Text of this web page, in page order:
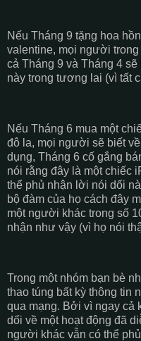
Nếu Tháng 9 tặng hoa
valentine, mọi người
cả Tháng 9 và Tháng 4
này trong tương lai (vì tất
Nếu Tháng 6 mua một
đô la, mọi người sẽ biết
dụng, Tháng 6 cố gắng
nói rằng đây là một chiếc
thể phủ nhận lời nói dối
bộ đàm của họ cách đây
một người khác trong số
nhận như vậy (vì họ nói
Trong một nhóm bạn bè
thao túng bất kỳ thông tin
qua mạng. Bởi vì ngay cả
dối về một hoạt động đã
người khác vẫn có thể